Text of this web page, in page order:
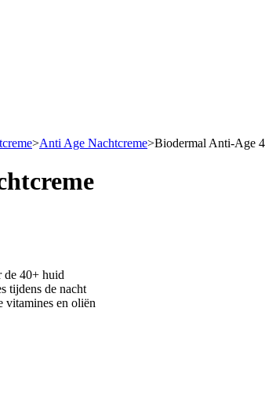
>Anti Age Nachtcreme>Biodermal Anti-Age
de 40+ huid
tijdens de nacht
vitamines en oliën